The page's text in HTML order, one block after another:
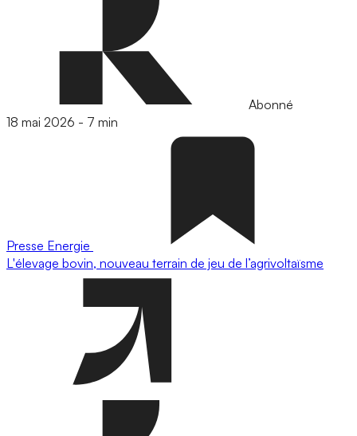
Abonné
18 mai 2026 - 7 min
Presse Energie
L'élevage bovin, nouveau terrain de jeu de l’agrivoltaïsme